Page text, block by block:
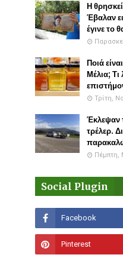
Η
Έβαλαν
έγινε το
Ποιά
Μέλια; Τι
Τρίτη,
Έκλεψαν
τρέλερ.
Πέμπτη,
Social Plugin